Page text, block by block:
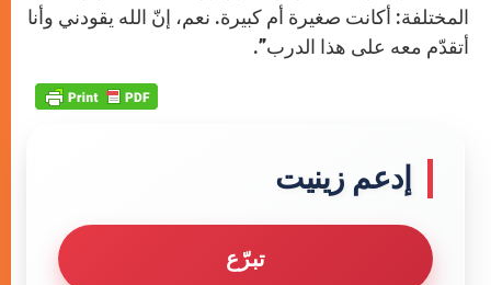
المختلفة: أكانت صغيرة أم كبيرة. نعم، إنّ الله يقودني وأنا
أتقدّم معه على هذا الدرب”.
إدعم زينيت
تبرّع